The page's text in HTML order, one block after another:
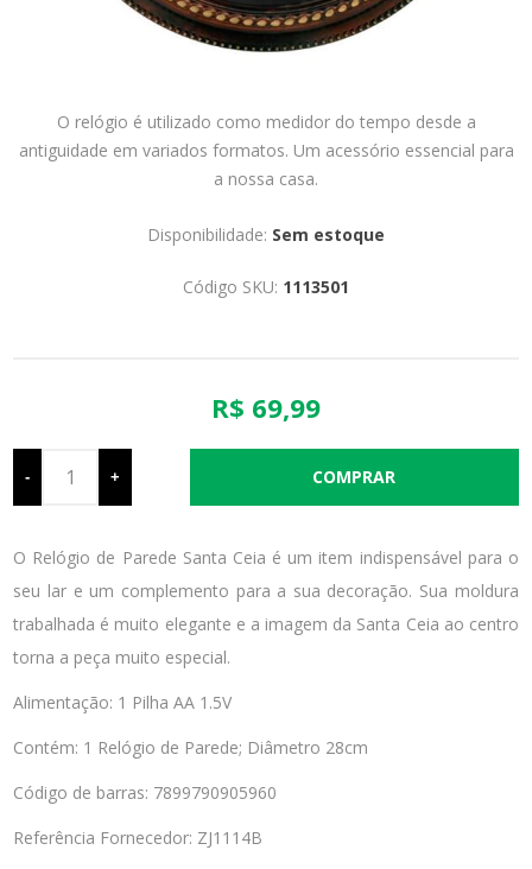
O relógio é utilizado como medidor do tempo desde a
antiguidade em variados formatos. Um acessório essencial para
a nossa casa.
Disponibilidade: Sem estoque
Código SKU: 1113501
R$ 69,99
- +
O Relógio de Parede Santa Ceia é um item indispensável para o
seu lar e um complemento para a sua decoração. Sua moldura
trabalhada é muito elegante e a imagem da Santa Ceia ao centro
torna a peça muito especial.
Alimentação: 1 Pilha AA 1.5V
Contém: 1 Relógio de Parede; Diâmetro 28cm
Código de barras: 7899790905960
Referência Fornecedor: ZJ1114B